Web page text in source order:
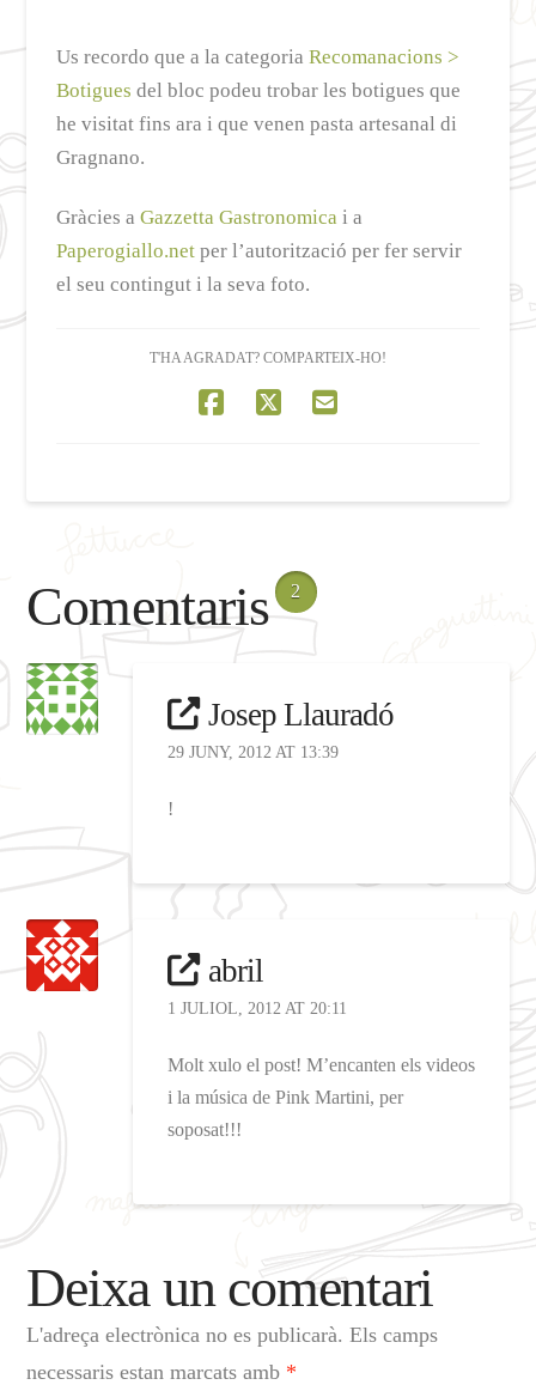
Us recordo que a la categoriaRecomanacions >
Botigues del bloc podeu trobar les botigues que
he visitat fins ara i que venen pasta artesanal di
Gragnano.
Gràcies aGazzetta Gastronomica i a
Paperogiallo.net per l’autorització per fer servir
el seu contingut i la seva foto.
T'HA AGRADAT? COMPARTEIX-HO!
Comentaris 2
Josep Llauradó
29 JUNY, 2012 AT 13:39
!
abril
1 JULIOL, 2012 AT 20:11
Molt xulo el post! M’encanten els videos
i la música de Pink Martini, per
soposat!!!
Deixa un comentari
L'adreça electrònica no es publicarà. Els camps
necessaris estan marcats amb *